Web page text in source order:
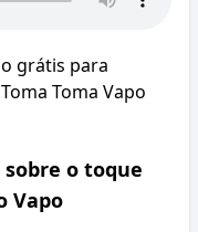
grátis para
Toma Vapo
o toque
Vapo